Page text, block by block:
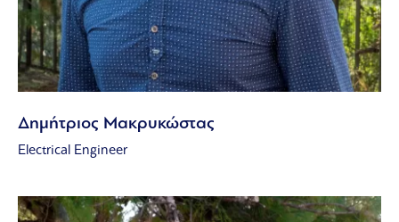
Δημήτριος Μακρυκώστας
Electrical Engineer